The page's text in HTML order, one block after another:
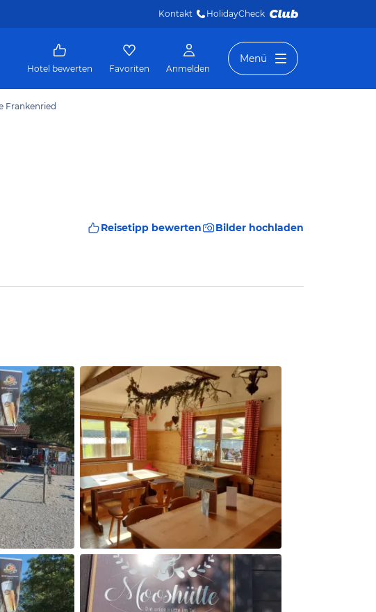
Kontakt HolidayCheck
Hotel bewerten Favoriten Anmelden
Menü
Frankenried
Reisetipp bewerten Bilder hochladen